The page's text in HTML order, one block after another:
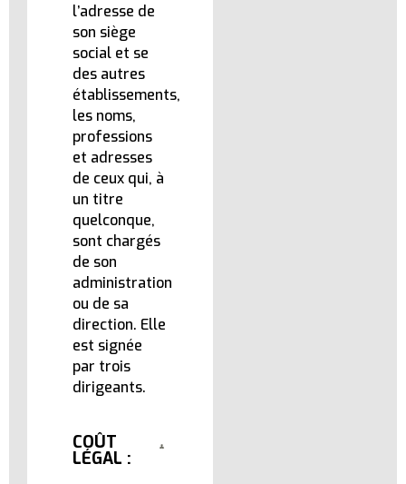
l’adresse de
son siège
social et se
des autres
établissements,
les noms,
professions
et adresses
de ceux qui, à
un titre
quelconque,
sont chargés
de son
administration
ou de sa
direction. Elle
est signée
par trois
dirigeants.
COÛT
LÉGAL :